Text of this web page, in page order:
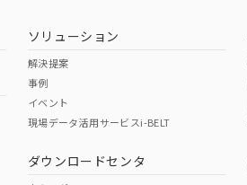
ソリューション
解決提案
事例
イベント
現場データ活用サービスi-BELT
ダウンロードセンタ